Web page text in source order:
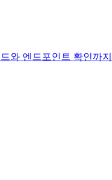
와 엔드포인트 확인까